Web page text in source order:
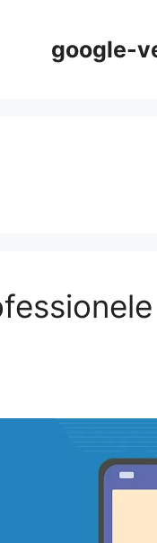
google-